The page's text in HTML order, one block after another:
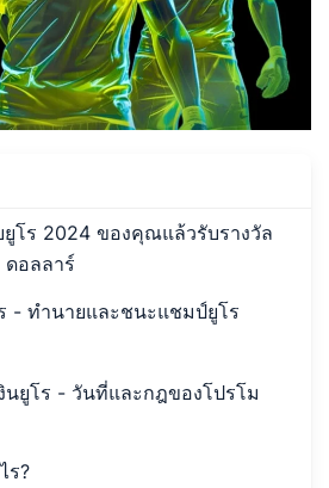
ยูโร 2024 ของคุณแล้วรับรางวัล
อลลาร์
- ทำนายและชนะแชมป์ยูโร
นยูโร - วันที่และกฎของโปรโม
ร?